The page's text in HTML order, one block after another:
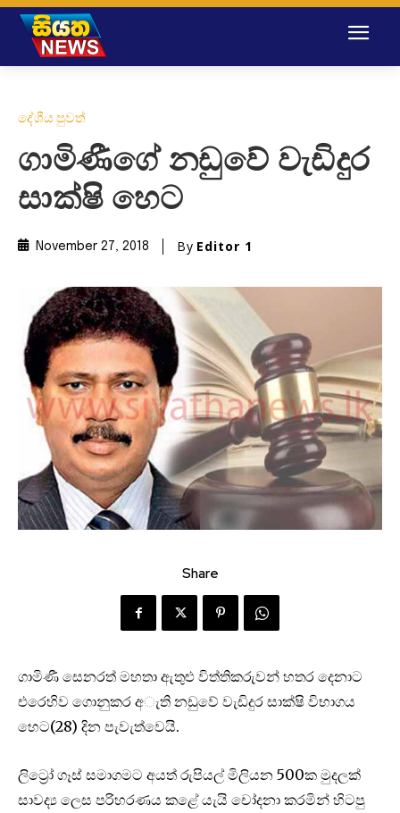
දේශීය පුවත්
ගාමිණීගේ නඩුවේ වැඩිදුර
සාක්ෂි හෙට
November 27, 2018 By Editor 1
Share
ගාමිණී සෙනරත් මහතා ඇතුළු විත්තිකරුවන් හතර දෙනාට
එරෙහිව ගොනුකර අැති නඩුවේ වැඩිදුර සාක්ෂි විභාගය
හෙට(28) දින පැවැත්වෙයි.
ලිට්‍රෝ ගෑස් සමාගමට අයත් රුපියල් මිලියන 500ක මුදලක්
සාවද්‍ය ලෙස පරිහරණය කළේ යැයි චෝදනා කරමින් හිටපු